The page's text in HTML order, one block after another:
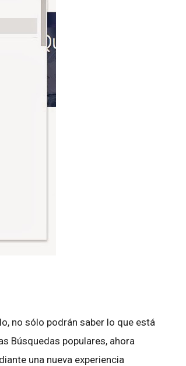
no sólo podrán saber lo que está
Búsquedas populares, ahora
una nueva experiencia